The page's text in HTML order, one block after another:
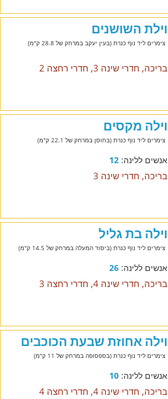
וילת השושנים
צימרים ליד נוף כנרת (בעין יעקב במרחק של 28.8 ק"מ)
בריכה, חדרי שינה 3, חדרי רחצה 2
וילה מקסים
צימרים ליד נוף כנרת (בחוסן במרחק של 22.1 ק"מ)
אנשים ללינה:12
בריכה, חדרי שינה 3
וילה בת גליל
צימרים ליד נוף כנרת (ביסוד המעלה במרחק של 14.5 ק"מ)
אנשים ללינה:26
בריכה, חדרי שינה 4, חדרי רחצה 3
וילה אחוזת שבעת הכוכבים
צימרים ליד נוף כנרת (בספסופה במרחק של 11 ק"מ)
אנשים ללינה:10
בריכה, חדרי שינה 4, חדרי רחצה 4